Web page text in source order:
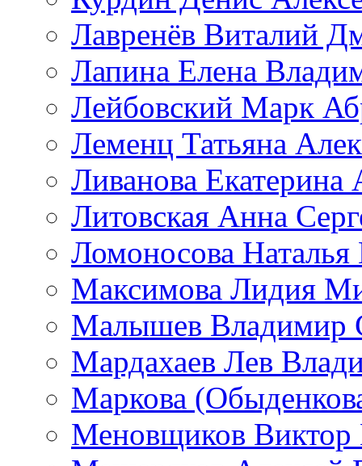
Лавренёв Виталий
Лапина Елена
Лейбовский Марк
Леменц Татьяна
Ливанова Екатерина
Литовская Анна
Ломоносова
Максимова Лидия
Малышев Владимир
Мардахаев Лев
Маркова
Меновщиков